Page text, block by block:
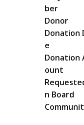
ber
Donor
Donation
e
Donation
ount
n Board